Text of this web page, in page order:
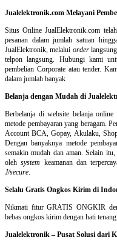
Jualelektronik.com Melayani
Situs Online JualElektronik.com
pesanan dalam jumlah satuan
JualElektronik, melalui order
telpon langsung
Hubungi kami
pembelian Corporate atau tender.
dalam jumlah banyak
Belanja dengan Mudah di
Berbelanja diwebsite belanja online
metode pembayaran yang beragam.
Account BCA, Gopay, Akulaku,
Dengan banyaknya metode
semakin mudah dan aman. Selain
olehsystem keamanan dan
J/secure
Selalu Gratis Ongkos Kirim di
Nikmati fitur GRATIS ONGKIR
bebas ongkos kirim dengan hati
Jualelektronik – Pusat Solusi dari